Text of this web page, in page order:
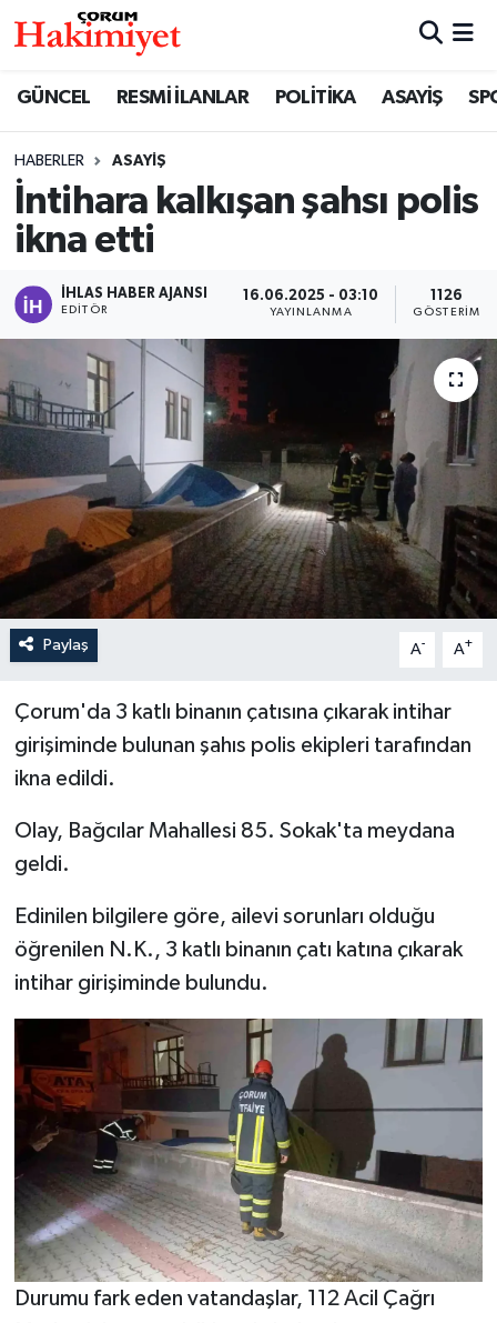
GÜNCEL RESMİ İLANLAR POLİTİKA ASAYİŞ
HABERLER ASAYİŞ
İntihara kalkışan şahsı polis
ikna etti
İHLAS HABER AJANSI
EDITÖR
16.06.2025 - 03:10
YAYINLANMA
1126
GÖSTERIM
Paylaş A- A+
Çorum'da 3 katlı binanın çatısına çıkarak intihar
girişiminde bulunan şahıs polis ekipleri tarafından
ikna edildi.
Olay, Bağcılar Mahallesi 85. Sokak'ta meydana
geldi.
Edinilen bilgilere göre, ailevi sorunları olduğu
öğrenilen N.K., 3 katlı binanın çatı katına çıkarak
intihar girişiminde bulundu.
Durumu fark eden vatandaşlar, 112 Acil Çağrı
SAĞLIK
ASAYİŞ
EKONOMİ
GÜNCEL
AKTÜEL
EĞİTİM
İLÇELER
OTOPARK
TEKNOLOJİ
Nöbetçi Eczaneler
Çorum Namaz Vakitleri
Trafik Durumu
Süper Lig Puan Durumu ve Fikstür
Tüm Manşetler
Son Dakika Haberleri
Haber Arşivi